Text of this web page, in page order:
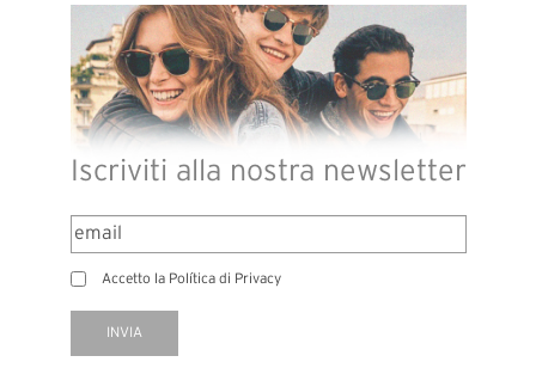
Iscriviti alla nostra newsletter
Accetto la Política di Privacy
INVIA